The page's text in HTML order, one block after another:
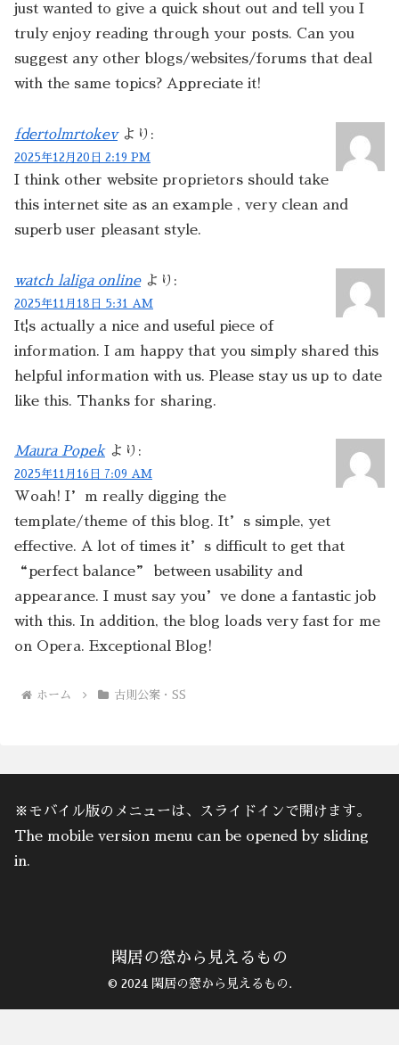
just wanted to give a quick shout out and tell you I
truly enjoy reading through your posts. Can you
suggest any other blogs/websites/forums that deal
with the same topics? Appreciate it!
fdertolmrtokev より:
2025年12月20日 2:19 PM
I think other website proprietors should take
this internet site as an example , very clean and
superb user pleasant style.
watch laliga online より:
2025年11月18日 5:31 AM
It¦s actually a nice and useful piece of
information. I am happy that you simply shared this
helpful information with us. Please stay us up to date
like this. Thanks for sharing.
Maura Popek より:
2025年11月16日 7:09 AM
Woah! I’m really digging the
template/theme of this blog. It’s simple, yet
effective. A lot of times it’s difficult to get that
“perfect balance” between usability and
appearance. I must say you’ve done a fantastic job
with this. In addition, the blog loads very fast for me
on Opera. Exceptional Blog!
ホーム 古則公案・SS
※モバイル版のメニューは、スライドインで開けます。
The mobile version menu can be opened by sliding
in.
閑居の窓から見えるもの
© 2024 閑居の窓から見えるもの.